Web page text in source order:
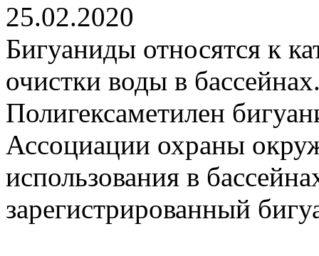
25.02.2020
Бигуаниды относятся к
очистки воды в
Полигексаметилен
Ассоциации охраны
использования в
зарегистрированный